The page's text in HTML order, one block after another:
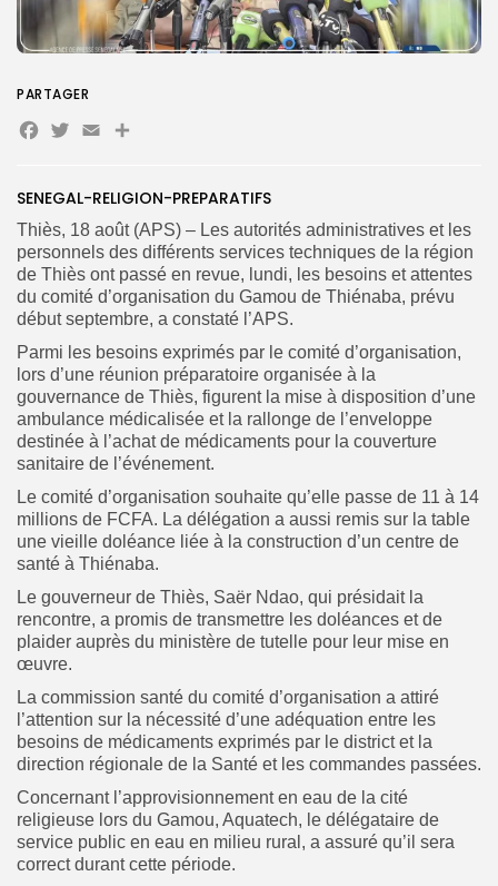
Search
for:
Search
FR
SENEGAL-RELIGION-PREPARATIFS
Thiès, 18 août (APS) – Les autorités administratives et les
personnels des différents services techniques de la région
de Thiès ont passé en revue, lundi, les besoins et attentes
du comité d’organisation du Gamou de Thiénaba, prévu
début septembre, a constaté l’APS.
Parmi les besoins exprimés par le comité d’organisation,
lors d’une réunion préparatoire organisée à la
gouvernance de Thiès, figurent la mise à disposition d’une
ambulance médicalisée et la rallonge de l’enveloppe
destinée à l’achat de médicaments pour la couverture
sanitaire de l’événement.
Le comité d’organisation souhaite qu’elle passe de 11 à 14
millions de FCFA. La délégation a aussi remis sur la table
une vieille doléance liée à la construction d’un centre de
santé à Thiénaba.
Le gouverneur de Thiès, Saër Ndao, qui présidait la
rencontre, a promis de transmettre les doléances et de
plaider auprès du ministère de tutelle pour leur mise en
œuvre.
La commission santé du comité d’organisation a attiré
l’attention sur la nécessité d’une adéquation entre les
besoins de médicaments exprimés par le district et la
direction régionale de la Santé et les commandes passées.
Concernant l’approvisionnement en eau de la cité
religieuse lors du Gamou, Aquatech, le délégataire de
service public en eau en milieu rural, a assuré qu’il sera
correct durant cette période.
PARTAGER
Facebook
Twitter
EmailPartager